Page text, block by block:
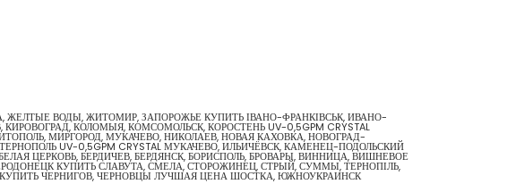
ЖЕЛТЫЕ ВОДЫ, ЖИТОМИР, ЗАПОРОЖЬЕ КУПИТЬ ІВАНО-ФРАНКІВСЬК, ИВАНО-
КОЛОМЫЯ, КОМСОМОЛЬСК, КОРОСТЕНЬ UV-0,5GPM CRYSTAL
МИРГОРОД, МУКАЧЕВО, НИКОЛАЕВ, НОВАЯ КАХОВКА, НОВОГРАД-
UV-0,5GPM CRYSTAL МУКАЧЕВО, ИЛЬИЧЁВСК, КАМЕНЕЦ-ПОДОЛЬСКИЙ
ЦЕРКОВЬ, БЕРДИЧЕВ, БЕРДЯНСК, БОРИСПОЛЬ, БРОВАРЫ, ВИННИЦА, ВИШНЕВОЕ
КУПИТЬ СЛАВУТА, СМЕЛА, СТОРОЖИНЕЦ, СТРЫЙ, СУММЫ, ТЕРНОПІЛЬ,
КУПИТЬ ЧЕРНИГОВ, ЧЕРНОВЦЫ ЛУЧШАЯ ЦЕНА ШОСТКА, ЮЖНОУКРАИНСК